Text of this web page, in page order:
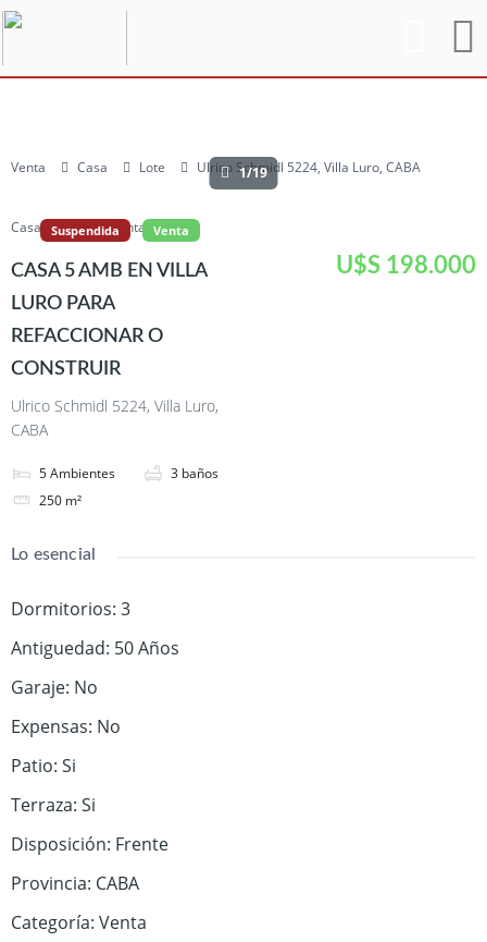
Venta Casa Lote Ulrico Schmidl 5224, Villa Luro, CABA
Suspendida Venta
1/19
Casa Lote Venta
CASA 5 AMB EN VILLA
LURO PARA
REFACCIONAR O
CONSTRUIR
Ulrico Schmidl 5224, Villa Luro,
CABA
5Ambientes 3 baños
250 m²
U$S 198.000
Lo esencial
Dormitorios: 3
Antiguedad: 50 Años
Garaje: No
Expensas: No
Patio: Si
Terraza: Si
Disposición: Frente
Provincia: CABA
Categoría: Venta